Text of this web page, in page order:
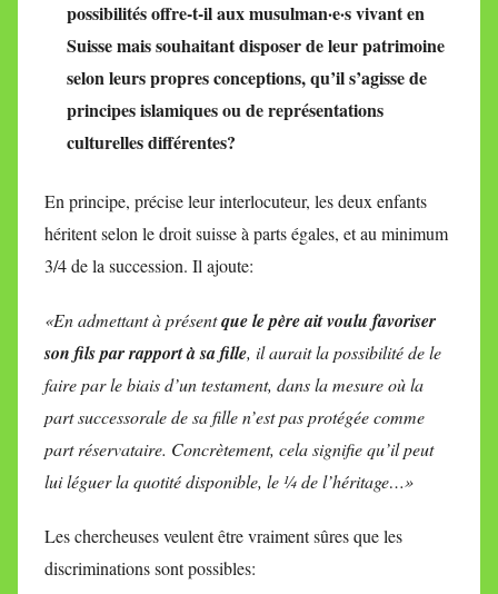
possibilités offre-t-il aux musulman·e·s vivant en
Suisse mais souhaitant disposer de leur patrimoine
selon leurs propres conceptions, qu’il s’agisse de
principes islamiques ou de représentations
culturelles différentes?
En principe, précise leur interlocuteur, les deux enfants
héritent selon le droit suisse à parts égales, et au minimum
3/4 de la succession. Il ajoute:
«En admettant à présentque le père ait voulu favoriser
son fils par rapport à sa fille, il aurait la possibilité de le
faire par le biais d’un testament, dans la mesure où la
part successorale de sa fille n’est pas protégée comme
part réservataire. Concrètement, cela signifie qu’il peut
lui léguer la quotité disponible, le ¼ de l’héritage…»
Les chercheuses veulent être vraiment sûres que les
discriminations sont possibles: